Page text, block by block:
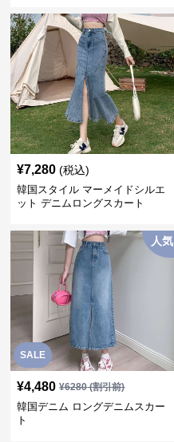
¥7,280 (税込)
韓国スタイル マーメイドシルエ
ット デニムロングスカート
SALE
人気
¥4,480 ¥6280(割引前)
韓国デニム ロングデニムスカー
ト